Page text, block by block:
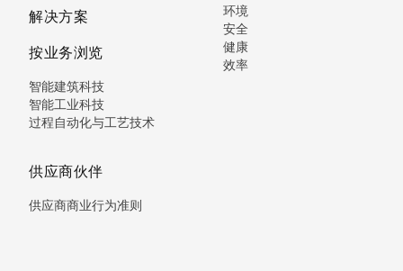
解决方案
按业务浏览
智能建筑科技
智能工业科技
过程自动化与工艺技术
供应商伙伴
供应商商业行为准则
环境
安全
健康
效率